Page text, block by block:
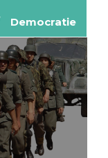
Democratie